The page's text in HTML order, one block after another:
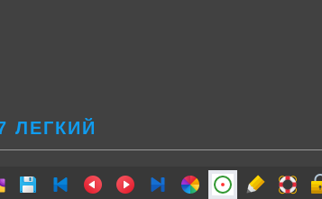
ЛЕГКИЙ